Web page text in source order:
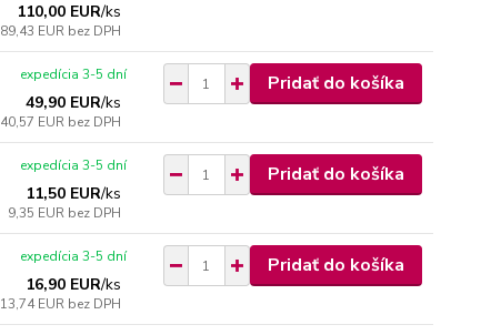
110,00 EUR/ks
89,43 EUR bez DPH
49,90 EUR/ks
40,57 EUR bez DPH
expedícia 3-5 dní Pridať do košíka
11,50 EUR/ks
9,35 EUR bez DPH
expedícia 3-5 dní Pridať do košíka
16,90 EUR/ks
13,74 EUR bez DPH
expedícia 3-5 dní Pridať do košíka